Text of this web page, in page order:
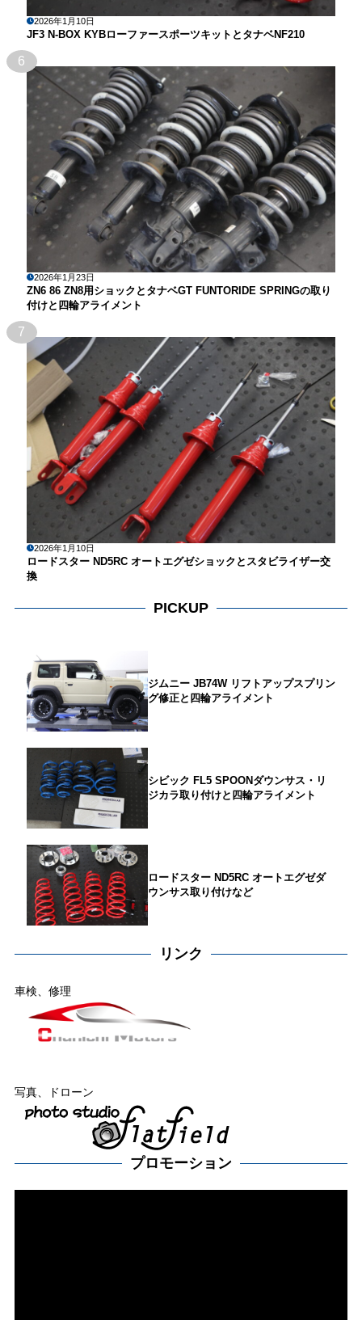
2026年1月10日
JF3 N-BOX KYBローファースポーツキットとタナベNF210
6
2026年1月23日
ZN6 86 ZN8用ショックとタナベGT FUNTORIDE SPRINGの取り
付けと四輪アライメント
7
2026年1月10日
ロードスター ND5RC オートエグゼショックとスタビライザー交
換
PICKUP
ジムニー JB74W リフトアップスプリン
グ修正と四輪アライメント
シビック FL5 SPOONダウンサス・リ
ジカラ取り付けと四輪アライメント
ロードスター ND5RC オートエグゼダ
ウンサス取り付けなど
リンク
車検、修理
写真、ドローン
プロモーション